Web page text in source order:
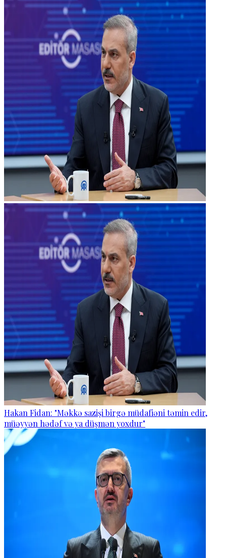
Hakan Fidan: "Məkkə sazişi birgə müdafiəni təmin edir,
müəyyən hədəf və ya düşmən yoxdur"